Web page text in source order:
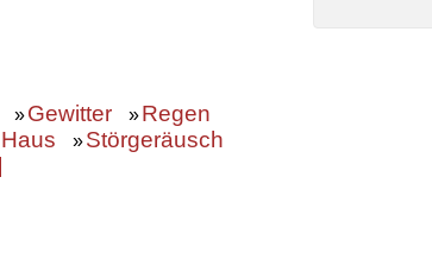
»Gewitter »Regen
Haus »Störgeräusch